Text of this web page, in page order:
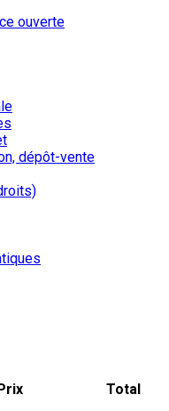
ouverte
dépôt-vente
Total